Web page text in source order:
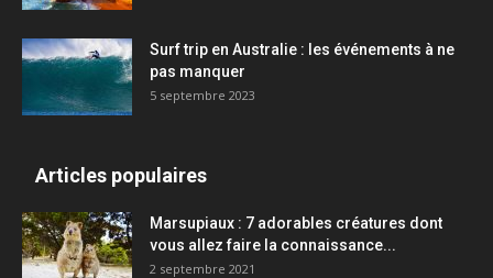
Surf trip en Australie : les événements à ne
pas manquer
5 septembre 2023
Articles populaires
Marsupiaux : 7 adorables créatures dont
vous allez faire la connaissance...
2 septembre 2021